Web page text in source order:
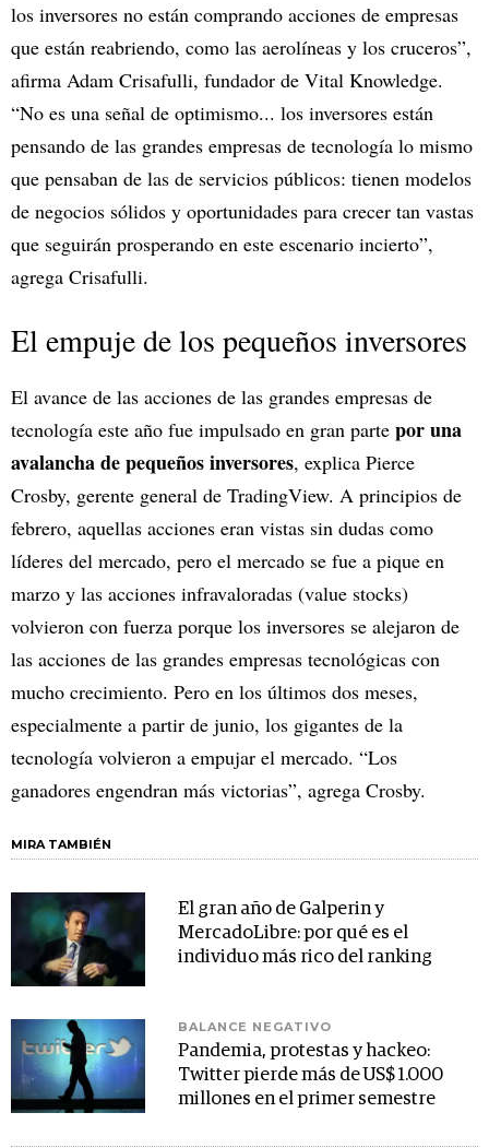
los inversores no están comprando acciones de empresas
que están reabriendo, como las aerolíneas y los cruceros”,
afirma Adam Crisafulli, fundador de Vital Knowledge.
“No es una señal de optimismo... los inversores están
pensando de las grandes empresas de tecnología lo mismo
que pensaban de las de servicios públicos: tienen modelos
de negocios sólidos y oportunidades para crecer tan vastas
que seguirán prosperando en este escenario incierto”,
agrega Crisafulli.
El empuje de los pequeños inversores
El avance de las acciones de las grandes empresas de
tecnología este año fue impulsado en gran parte por una
avalancha de pequeños inversores, explica Pierce
Crosby, gerente general de TradingView. A principios de
febrero, aquellas acciones eran vistas sin dudas como
líderes del mercado, pero el mercado se fue a pique en
marzo y las acciones infravaloradas (value stocks)
volvieron con fuerza porque los inversores se alejaron de
las acciones de las grandes empresas tecnológicas con
mucho crecimiento. Pero en los últimos dos meses,
especialmente a partir de junio, los gigantes de la
tecnología volvieron a empujar el mercado. “Los
ganadores engendran más victorias”, agrega Crosby.
MIRA TAMBIÉN
El gran año de Galperin y
MercadoLibre: por qué es el
individuo más rico del ranking
BALANCE NEGATIVO
Pandemia, protestas y hackeo:
Twitter pierde más de US$ 1.000
millones en el primer semestre